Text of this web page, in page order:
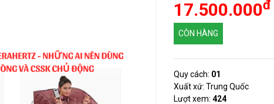
17.500.000đ
CÒN HÀNG
Quy cách: 01
Xuất xứ: Trung Quốc
Lượt xem: 424